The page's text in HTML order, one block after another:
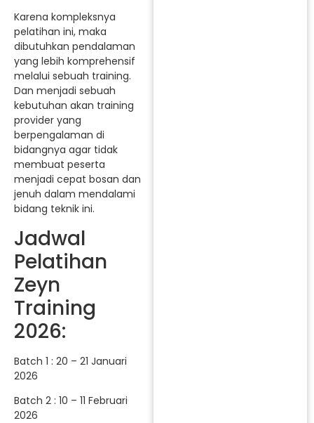
Karena kompleksnya
pelatihan ini, maka
dibutuhkan pendalaman
yang lebih komprehensif
melalui sebuah training.
Dan menjadi sebuah
kebutuhan akan training
provider yang
berpengalaman di
bidangnya agar tidak
membuat peserta
menjadi cepat bosan dan
jenuh dalam mendalami
bidang teknik ini.
Jadwal
Pelatihan
Zeyn
Training
2026:
Batch 1 : 20 – 21 Januari
2026
Batch 2 : 10 – 11 Februari
2026